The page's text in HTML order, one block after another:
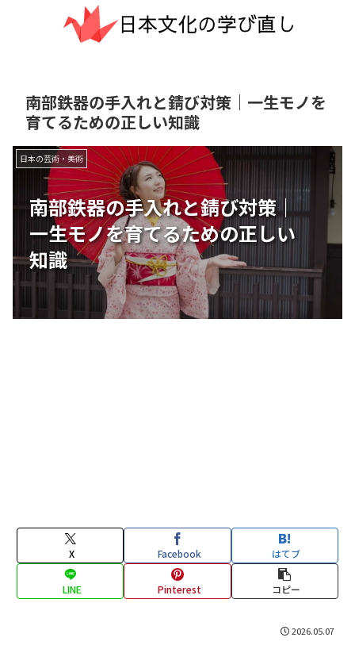
南部鉄器の手入れと錆び対策｜一生モノを
育てるための正しい知識
南部鉄器の手入れと錆び対策｜
一生モノを育てるための正しい
知識
日本の芸術・美術
X Facebook はてブ
LINE Pinterest コピー
2026.05.07